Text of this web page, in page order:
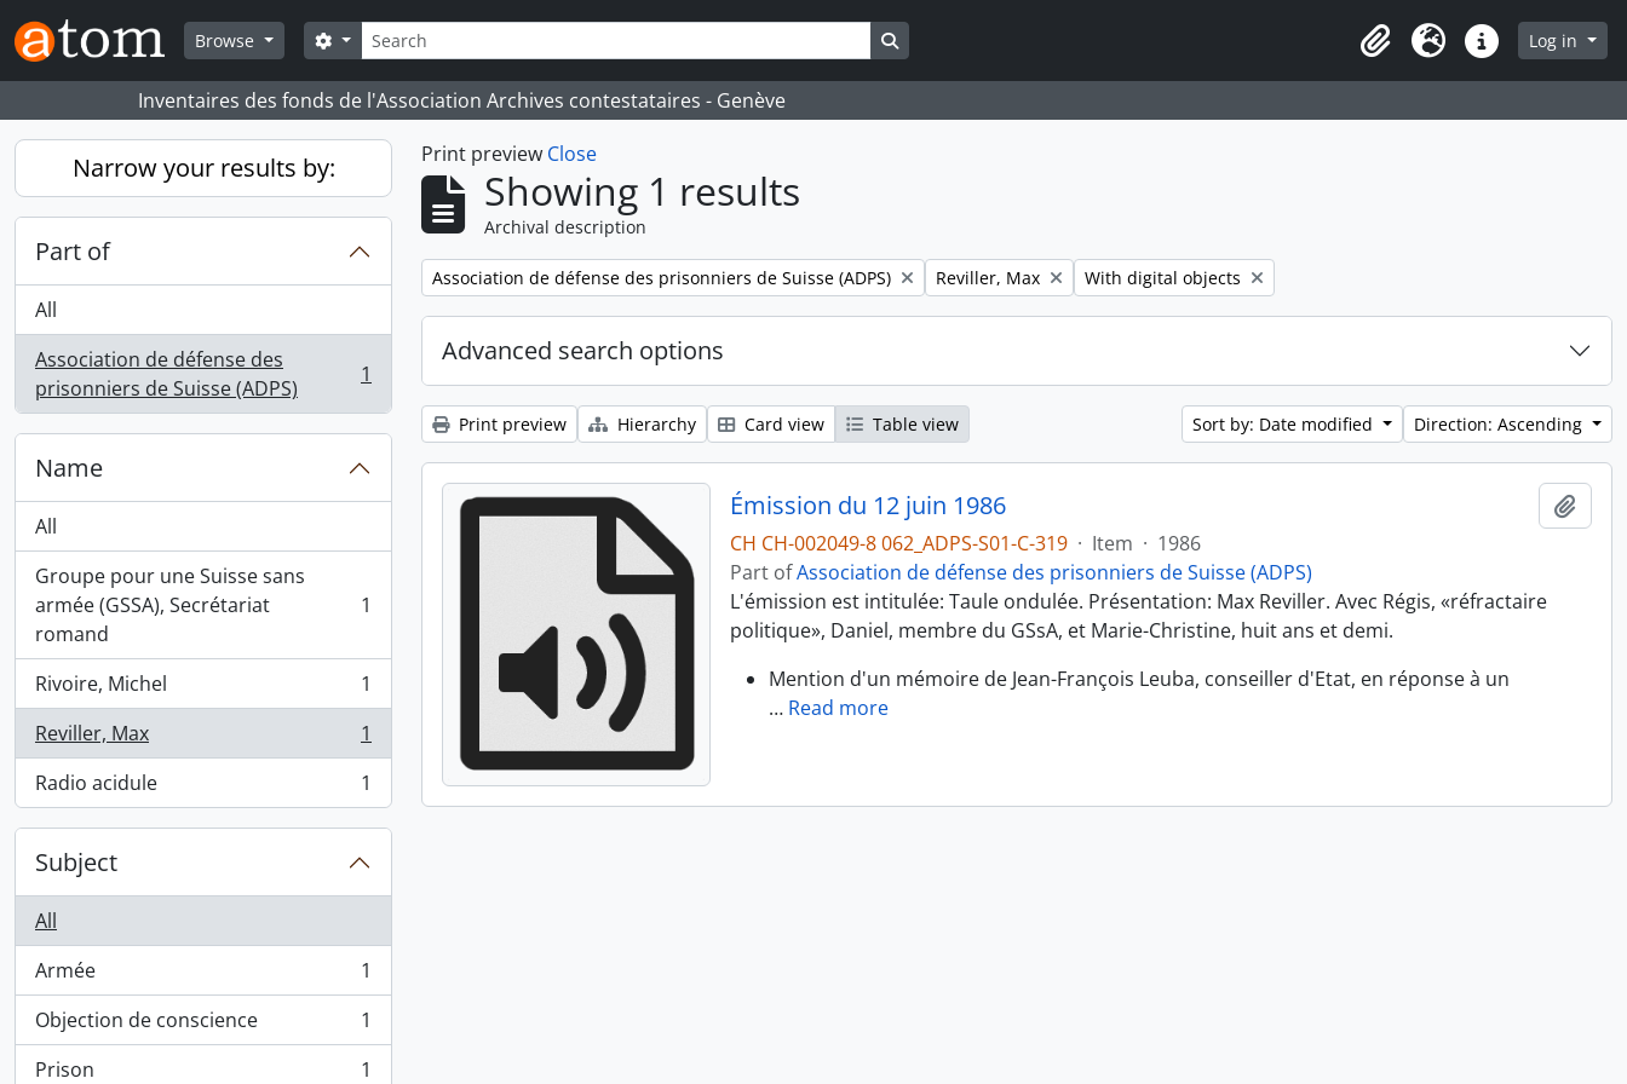
Skip to main content
Browse
Search
Search options
ClipboardLanguageQuick linksLog in
Inventaires des fonds de l'Association Archives contestataires - Genève
Narrow your results by:
Part of
All
Association de défense des
prisonniers de Suisse (ADPS)
, 1 results 1
Name
All
Groupe pour une Suisse sans
armée (GSSA), Secrétariat
romand
, 1 results 1
Rivoire, Michel
, 1 results
1
Reviller, Max
, 1 results
1
Radio acidule
, 1 results 1
Subject
All
Armée
, 1 results
1
Objection de conscience
, 1 results
1
Prison
1
Print preview Close
Showing 1 results
Archival description
Remove filter:
Association de défense des prisonniers de Suisse (ADPS) Remove filter:
Reviller, Max Remove filter:
With digital objects
Advanced search options
Print preview Hierarchy Card view Table view Sort by: Date modified Direction: Ascending
Émission du 12 juin 1986
CH CH-002049-8 062_ADPS-S01-C-319 · Item · 1986
Part ofAssociation de défense des prisonniers de Suisse (ADPS)
L'émission est intitulée: Taule ondulée. Présentation: Max Reviller. Avec Régis, «réfractaire
politique», Daniel, membre du GSsA, et Marie-Christine, huit ans et demi.
Mention d'un mémoire de Jean-François Leuba, conseiller d'Etat, en réponse à un
… Read more